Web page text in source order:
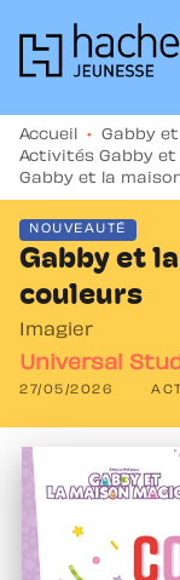
MENU
Accueil • Gabby
Activités Gabby
Gabby et la
NOUVEAUTÉ
Gabby et
couleurs
Imagier
Universal
27/05/2026